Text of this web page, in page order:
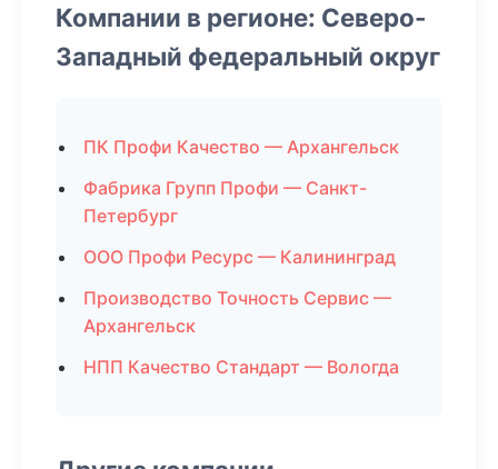
Компании в регионе: Северо-
Западный федеральный округ
ПК Профи Качество — Архангельск
Фабрика Групп Профи — Санкт-
Петербург
ООО Профи Ресурс — Калининград
Производство Точность Сервис —
Архангельск
НПП Качество Стандарт — Вологда